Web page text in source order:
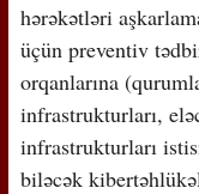
hərəkətləri
üçün preventiv
orqanlarına
infrastrukturları,
infrastrukturları
biləcək